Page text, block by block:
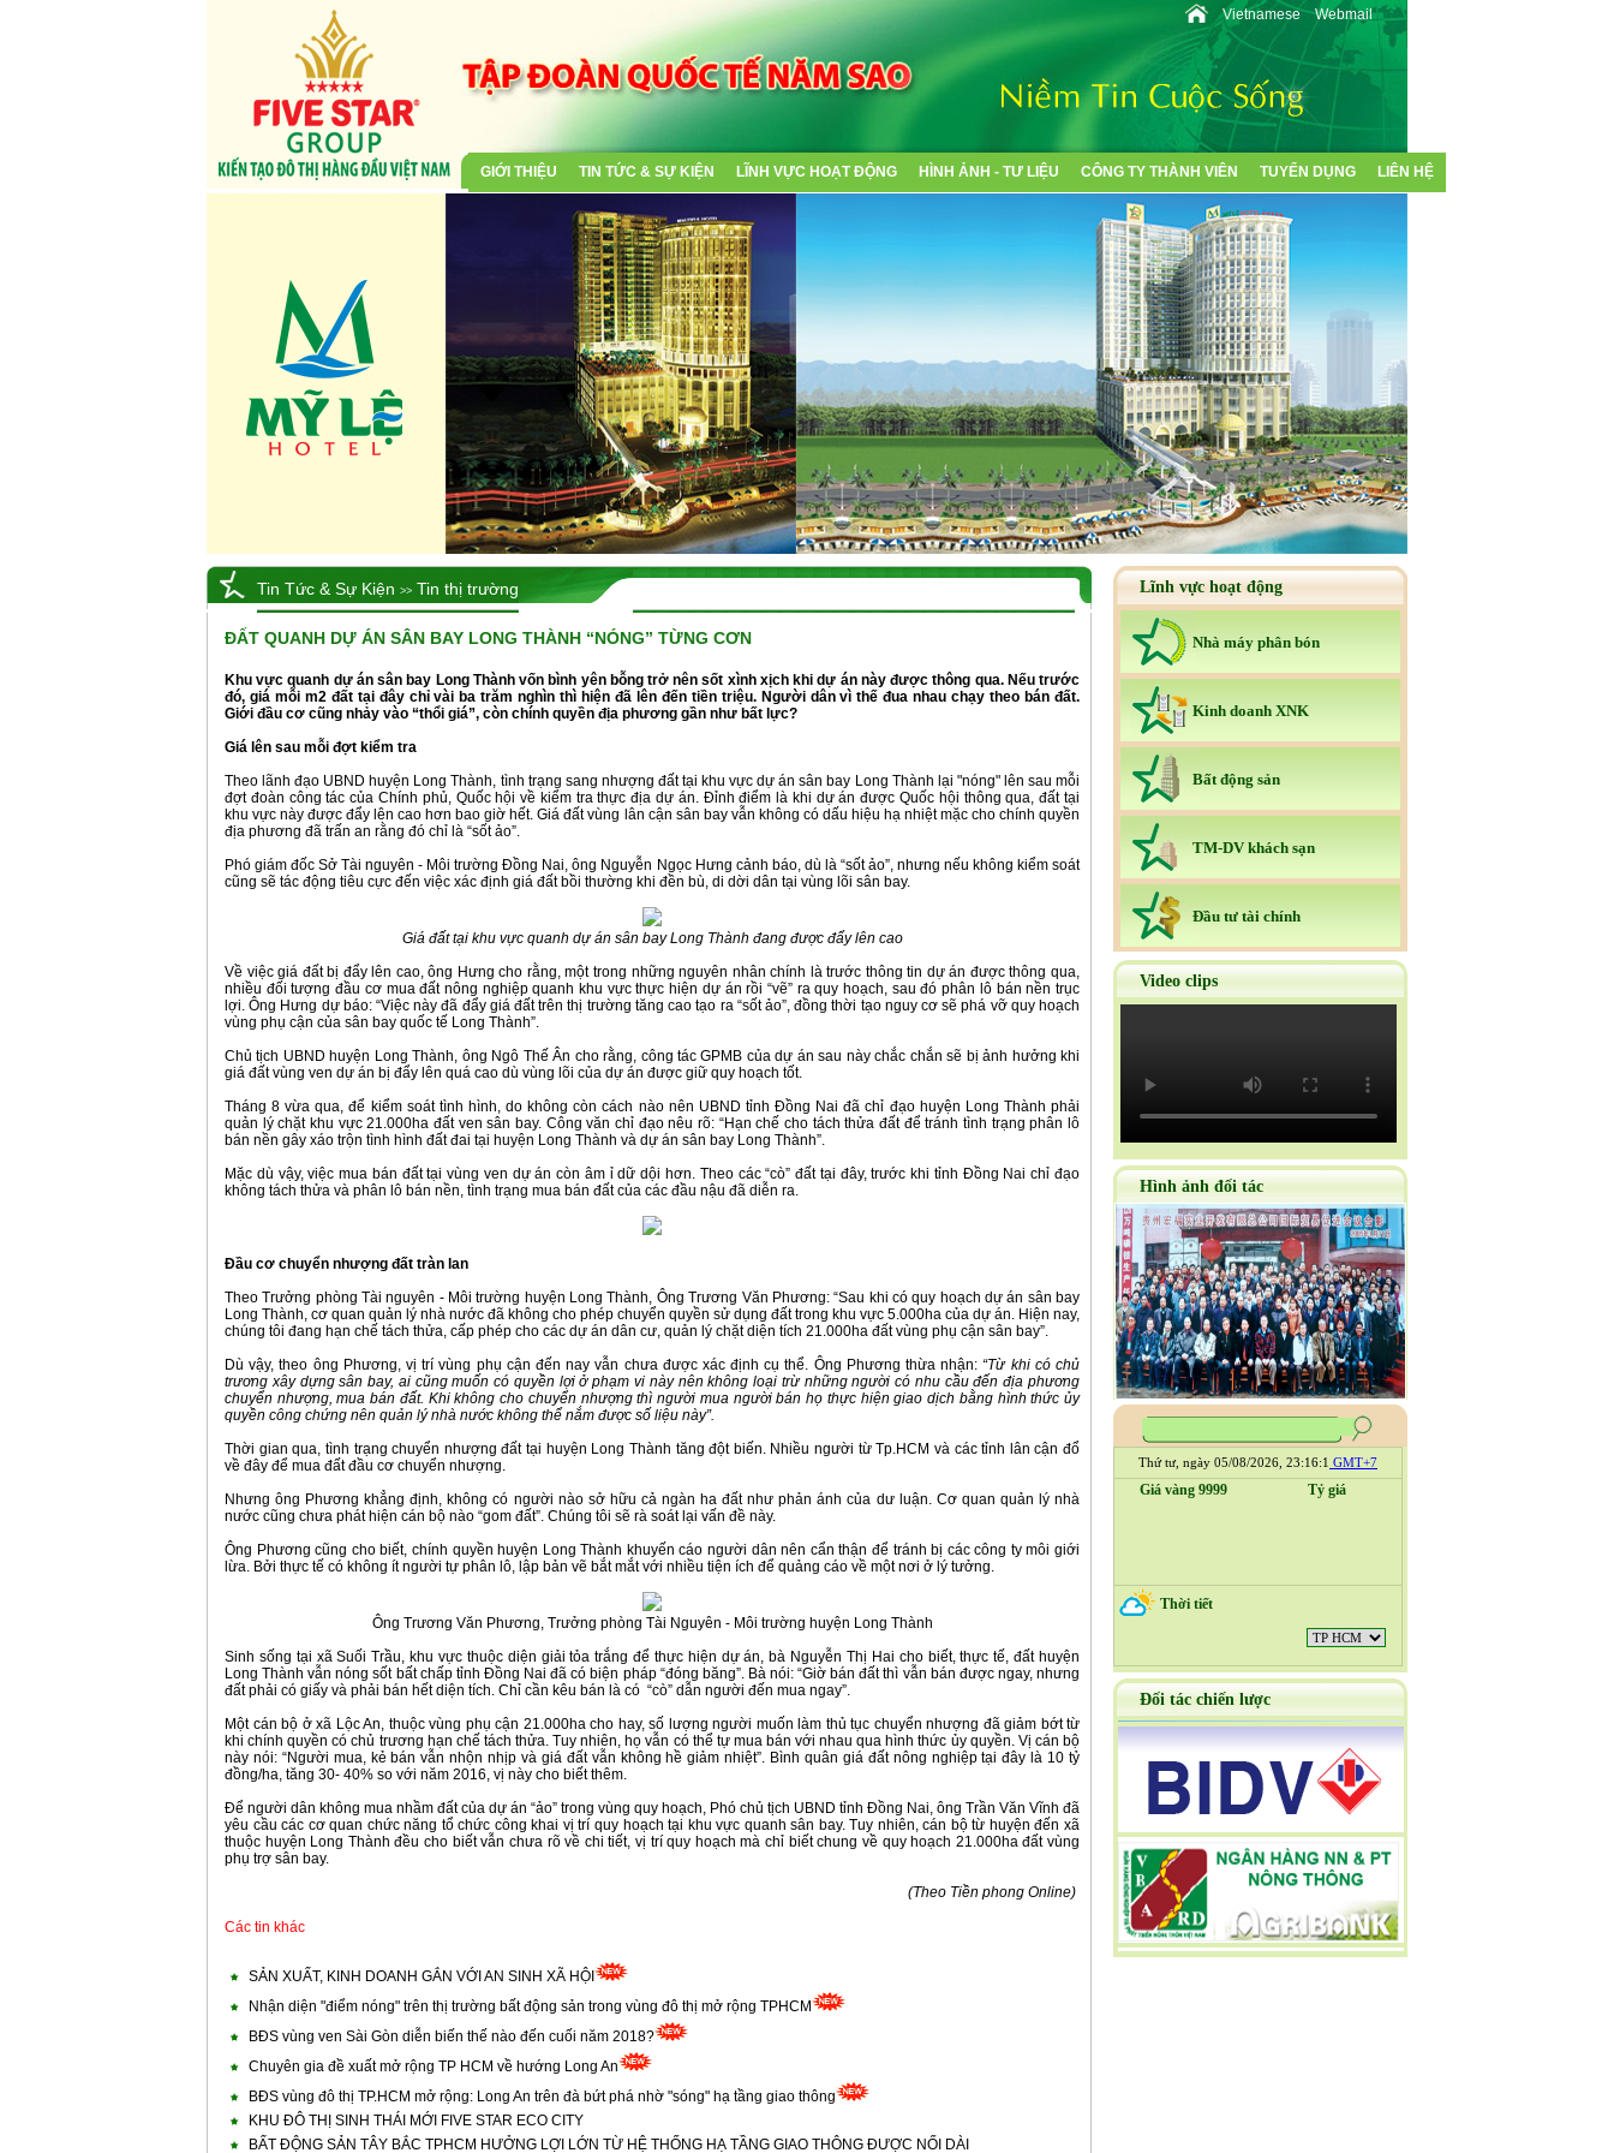
Vietnamese Webmail
GIỚI THIỆU TIN TỨC & SỰ KIỆN LĨNH VỰC HOẠT ĐỘNG HÌNH ẢNH - TƯ LIỆU CÔNG TY THÀNH VIÊN TUYỂN DỤNG LIÊN HỆ
Tin Tức & Sự Kiện >> Tin thị trường
ĐẤT QUANH DỰ ÁN SÂN BAY LONG THÀNH “NÓNG” TỪNG CƠN
Khu vực quanh dự án sân bay Long Thành vốn bình yên bỗng trở nên sốt xình xịch khi dự án này được thông qua. Nếu trước
đó, giá mỗi m2 đất tại đây chỉ vài ba trăm nghìn thì hiện đã lên đến tiền triệu. Người dân vì thế đua nhau chạy theo bán đất.
Giới đầu cơ cũng nhảy vào “thổi giá”, còn chính quyền địa phương gần như bất lực?
Giá lên sau mỗi đợt kiểm tra
Theo lãnh đạo UBND huyện Long Thành, tình trạng sang nhượng đất tại khu vực dự án sân bay Long Thành lại "nóng" lên sau mỗi
đợt đoàn công tác của Chính phủ, Quốc hội về kiểm tra thực địa dự án. Đỉnh điểm là khi dự án được Quốc hội thông qua, đất tại
khu vực này được đẩy lên cao hơn bao giờ hết. Giá đất vùng lân cận sân bay vẫn không có dấu hiệu hạ nhiệt mặc cho chính quyền
địa phương đã trấn an rằng đó chỉ là “sốt ảo”.
Phó giám đốc Sở Tài nguyên - Môi trường Đồng Nai, ông Nguyễn Ngọc Hưng cảnh báo, dù là “sốt ảo”, nhưng nếu không kiểm soát
cũng sẽ tác động tiêu cực đến việc xác định giá đất bồi thường khi đền bù, di dời dân tại vùng lõi sân bay.
Giá đất tại khu vực quanh dự án sân bay Long Thành đang được đẩy lên cao
Về việc giá đất bị đẩy lên cao, ông Hưng cho rằng, một trong những nguyên nhân chính là trước thông tin dự án được thông qua,
nhiều đối tượng đầu cơ mua đất nông nghiệp quanh khu vực thực hiện dự án rồi “vẽ” ra quy hoạch, sau đó phân lô bán nền trục
lợi. Ông Hưng dự báo: “Việc này đã đẩy giá đất trên thị trường tăng cao tạo ra “sốt ảo”, đồng thời tạo nguy cơ sẽ phá vỡ quy hoạch
vùng phụ cận của sân bay quốc tế Long Thành”.
Chủ tịch UBND huyện Long Thành, ông Ngô Thế Ân cho rằng, công tác GPMB của dự án sau này chắc chắn sẽ bị ảnh hưởng khi
giá đất vùng ven dự án bị đẩy lên quá cao dù vùng lõi của dự án được giữ quy hoạch tốt.
Tháng 8 vừa qua, để kiểm soát tình hình, do không còn cách nào nên UBND tỉnh Đồng Nai đã chỉ đạo huyện Long Thành phải
quản lý chặt khu vực 21.000ha đất ven sân bay. Công văn chỉ đạo nêu rõ: “Hạn chế cho tách thửa đất để tránh tình trạng phân lô
bán nền gây xáo trộn tình hình đất đai tại huyện Long Thành và dự án sân bay Long Thành”.
Mặc dù vậy, việc mua bán đất tại vùng ven dự án còn âm ỉ dữ dội hơn. Theo các “cò” đất tại đây, trước khi tỉnh Đồng Nai chỉ đạo
không tách thửa và phân lô bán nền, tình trạng mua bán đất của các đầu nậu đã diễn ra.
Đầu cơ chuyển nhượng đất tràn lan
Theo Trưởng phòng Tài nguyên - Môi trường huyện Long Thành, Ông Trương Văn Phương: “Sau khi có quy hoạch dự án sân bay
Long Thành, cơ quan quản lý nhà nước đã không cho phép chuyển quyền sử dụng đất trong khu vực 5.000ha của dự án. Hiện nay,
chúng tôi đang hạn chế tách thửa, cấp phép cho các dự án dân cư, quản lý chặt diện tích 21.000ha đất vùng phụ cận sân bay”.
Dù vậy, theo ông Phương, vị trí vùng phụ cận đến nay vẫn chưa được xác định cụ thể. Ông Phương thừa nhận: “Từ khi có chủ
trương xây dựng sân bay, ai cũng muốn có quyền lợi ở phạm vi này nên không loại trừ những người có nhu cầu đến địa phương
chuyển nhượng, mua bán đất. Khi không cho chuyển nhượng thì người mua người bán họ thực hiện giao dịch bằng hình thức ủy
quyền công chứng nên quản lý nhà nước không thể nắm được số liệu này”.
Thời gian qua, tình trạng chuyển nhượng đất tại huyện Long Thành tăng đột biến. Nhiều người từ Tp.HCM và các tỉnh lân cận đổ
về đây để mua đất đầu cơ chuyển nhượng.
Nhưng ông Phương khẳng định, không có người nào sở hữu cả ngàn ha đất như phản ánh của dư luận. Cơ quan quản lý nhà
nước cũng chưa phát hiện cán bộ nào “gom đất”. Chúng tôi sẽ rà soát lại vấn đề này.
Ông Phương cũng cho biết, chính quyền huyện Long Thành khuyến cáo người dân nên cẩn thận để tránh bị các công ty môi giới
lừa. Bởi thực tế có không ít người tự phân lô, lập bản vẽ bắt mắt với nhiều tiện ích để quảng cáo về một nơi ở lý tưởng.
Ông Trương Văn Phương, Trưởng phòng Tài Nguyên - Môi trường huyện Long Thành
Sinh sống tại xã Suối Trầu, khu vực thuộc diện giải tỏa trắng để thực hiện dự án, bà Nguyễn Thị Hai cho biết, thực tế, đất huyện
Long Thành vẫn nóng sốt bất chấp tỉnh Đồng Nai đã có biện pháp “đóng băng”. Bà nói: “Giờ bán đất thì vẫn bán được ngay, nhưng
đất phải có giấy và phải bán hết diện tích. Chỉ cần kêu bán là có “cò” dẫn người đến mua ngay”.
Một cán bộ ở xã Lộc An, thuộc vùng phụ cận 21.000ha cho hay, số lượng người muốn làm thủ tục chuyển nhượng đã giảm bớt từ
khi chính quyền có chủ trương hạn chế tách thửa. Tuy nhiên, họ vẫn có thể tự mua bán với nhau qua hình thức ủy quyền. Vị cán bộ
này nói: “Người mua, kẻ bán vẫn nhộn nhịp và giá đất vẫn không hề giảm nhiệt”. Bình quân giá đất nông nghiệp tại đây là 10 tỷ
đồng/ha, tăng 30- 40% so với năm 2016, vị này cho biết thêm.
Để người dân không mua nhầm đất của dự án “ảo” trong vùng quy hoạch, Phó chủ tịch UBND tỉnh Đồng Nai, ông Trần Văn Vĩnh đã
yêu cầu các cơ quan chức năng tổ chức công khai vị trí quy hoạch tại khu vực quanh sân bay. Tuy nhiên, cán bộ từ huyện đến xã
thuộc huyện Long Thành đều cho biết vẫn chưa rõ về chi tiết, vị trí quy hoạch mà chỉ biết chung về quy hoạch 21.000ha đất vùng
phụ trợ sân bay.
(Theo Tiền phong Online)
Các tin khác
SẢN XUẤT, KINH DOANH GẮN VỚI AN SINH XÃ HỘI
Nhận diện "điểm nóng" trên thị trường bất động sản trong vùng đô thị mở rộng TPHCM
BĐS vùng ven Sài Gòn diễn biến thế nào đến cuối năm 2018?
Chuyên gia đề xuất mở rộng TP HCM về hướng Long An
BĐS vùng đô thị TP.HCM mở rộng: Long An trên đà bứt phá nhờ "sóng" hạ tầng giao thông
KHU ĐÔ THỊ SINH THÁI MỚI FIVE STAR ECO CITY
BẤT ĐỘNG SẢN TÂY BẮC TPHCM HƯỞNG LỢI LỚN TỪ HỆ THỐNG HẠ TẦNG GIAO THÔNG ĐƯỢC NỐI DÀI
Lĩnh vực hoạt động
Nhà máy phân bón
Kinh doanh XNK
Bất động sản
TM-DV khách sạn
Ðầu tư tài chính
Video clips
Hình ảnh đối tác
Thứ tư, ngày 05/08/2026, 23:16:2 GMT+7
Giá vàng 9999 Tỷ giá
Thời tiết
Đối tác chiến lược